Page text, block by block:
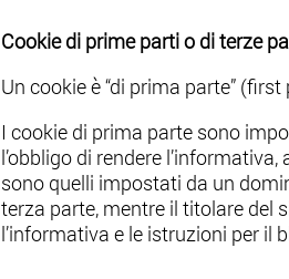
Cookie di prime parti o di terze
Un cookie è “di prima parte”
I cookie di prima parte sono
l’obbligo di rendere
sono quelli impostati da un
terza parte, mentre il titolare del
l’informativa e le istruzioni per il